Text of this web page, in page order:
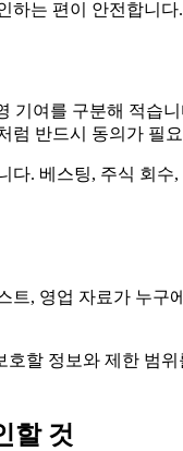
하는 편이 안전합니다.
기여를 구분해 적
럼 반드시 동의가 필
다. 베스팅, 주식 회
트, 영업 자료가 누
할 정보와 제한 범
할 것